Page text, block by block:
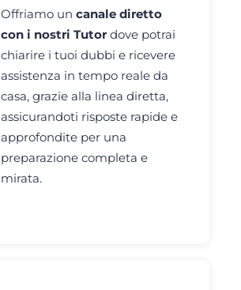
Offriamo un canale diretto
con i nostri Tutor dove potrai
chiarire i tuoi dubbi e ricevere
assistenza in tempo reale da
casa, grazie alla linea diretta,
assicurandoti risposte rapide e
approfondite per una
preparazione completa e
mirata.